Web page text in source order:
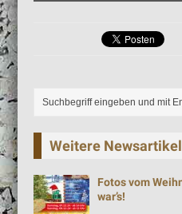
Weitere Newsartikel
Fotos vom
war’s!